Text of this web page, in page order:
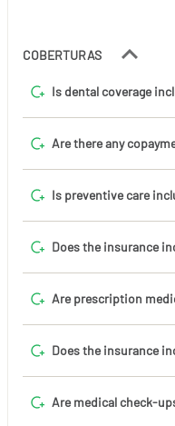
COBERTURAS
Is dental coverage
Are there any
Is preventive care
Does the insurance
Are prescription
Does the insurance
Are medical check-